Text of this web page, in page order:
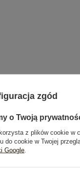
Zwroty i reklamacje
zgód
o Twoją
z plików cookie w
do cookie w Twojej
Google